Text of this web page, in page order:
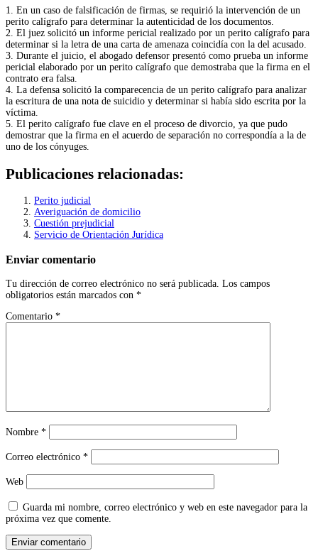
1. En un caso de falsificación de firmas, se requirió la intervención de un
perito calígrafo para determinar la autenticidad de los documentos.
2. El juez solicitó un informe pericial realizado por un perito calígrafo para
determinar si la letra de una carta de amenaza coincidía con la del acusado.
3. Durante el juicio, el abogado defensor presentó como prueba un informe
pericial elaborado por un perito calígrafo que demostraba que la firma en el
contrato era falsa.
4. La defensa solicitó la comparecencia de un perito calígrafo para analizar
la escritura de una nota de suicidio y determinar si había sido escrita por la
víctima.
5. El perito calígrafo fue clave en el proceso de divorcio, ya que pudo
demostrar que la firma en el acuerdo de separación no correspondía a la de
uno de los cónyuges.
Publicaciones relacionadas:
Perito judicial
Averiguación de domicilio
Cuestión prejudicial
Servicio de Orientación Jurídica
Enviar comentario
Tu dirección de correo electrónico no será publicada. Los campos
obligatorios están marcados con *
Comentario *
Nombre *
Correo electrónico *
Web
Guarda mi nombre, correo electrónico y web en este navegador para la
próxima vez que comente.